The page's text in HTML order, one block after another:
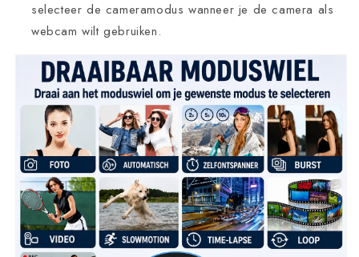
selecteer de cameramodus wanneer je de camera als
webcam wilt gebruiken.